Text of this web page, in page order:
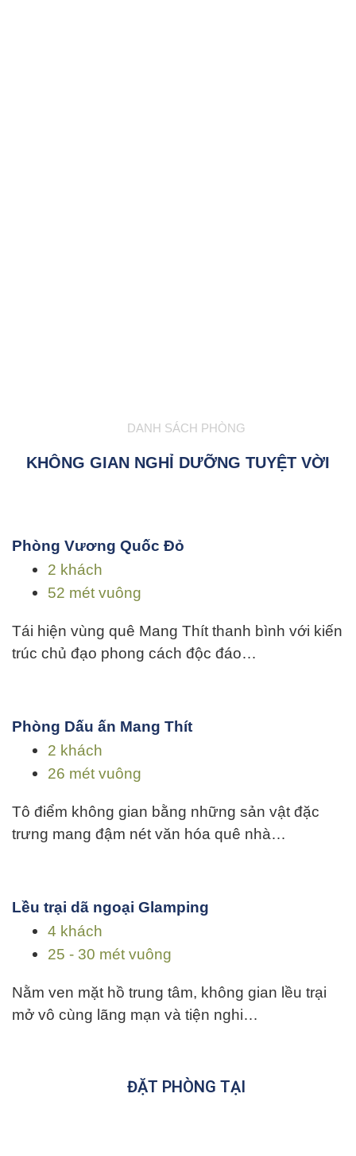
DANH SÁCH PHÒNG
KHÔNG GIAN NGHỈ DƯỠNG TUYỆT VỜI
Phòng Vương Quốc Đỏ
2 khách
52 mét vuông
Tái hiện vùng quê Mang Thít thanh bình với kiến
trúc chủ đạo phong cách độc đáo…
Phòng Dấu ấn Mang Thít
2 khách
26 mét vuông
Tô điểm không gian bằng những sản vật đặc
trưng mang đậm nét văn hóa quê nhà…
Lều trại dã ngoại Glamping
4 khách
25 - 30 mét vuông
Nằm ven mặt hồ trung tâm, không gian lều trại
mở vô cùng lãng mạn và tiện nghi…
ĐẶT PHÒNG TẠI